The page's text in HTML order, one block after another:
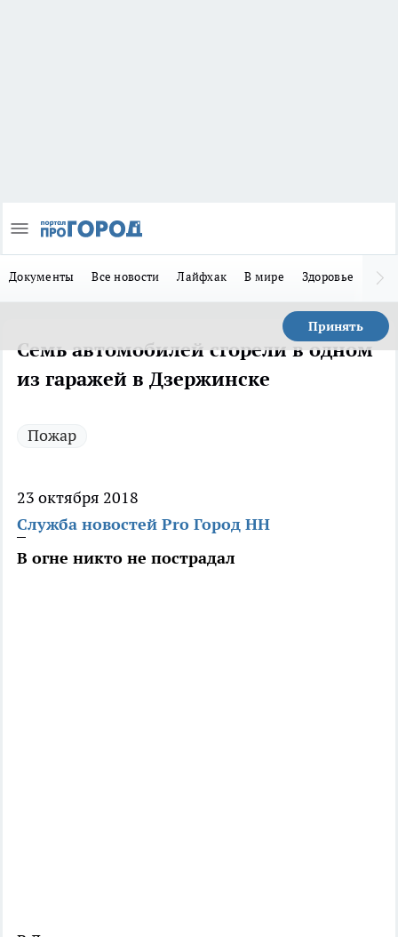
Документы Все новости Лайфхак В мире Здоровье
Принять
Семь автомобилей сгорели в одном
из гаражей в Дзержинске
Пожар
23 октября 2018
Служба новостей Pro Город НН
В огне никто не пострадал